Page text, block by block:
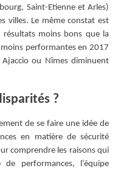
Saint-Etienne et Arles)
villes. Le même constat est
moins bons que la
performantes en 2017
ou Nîmes diminuent
?
de se faire une idée de
en matière de sécurité
comprendre les raisons qui
performances, l’équipe